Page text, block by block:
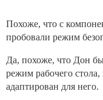
Похоже, что с
пробовали режим
Да, похоже, что Дон
режим рабочего
адаптирован для него.